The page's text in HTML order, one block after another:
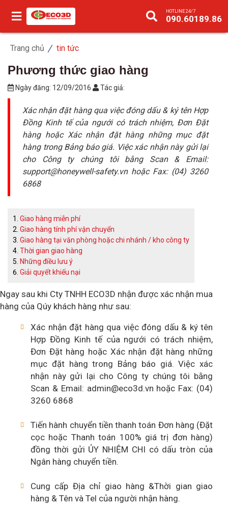
HOTLINE 24/7
090.60189.86
Trang chủ tin tức
Phương thức giao hàng
Ngày đăng: 12/09/2016 Tác giả:
Xác nhận đặt hàng qua việc đóng dấu & ký tên Hợp
Đồng Kinh tế của ngưới có trách nhiệm, Đơn Đặt
hàng hoặc Xác nhận đặt hàng những mục đặt
hàng trong Bảng báo giá. Việc xác nhận này gửi lại
cho Công ty chúng tôi bằng Scan & Email:
support@honeywell-safety.vn hoặc Fax: (04) 3260
6868
Giao hàng miễn phí
Giao hàng tính phí vận chuyển
Giao hàng tại văn phòng hoặc chi nhánh / kho công ty
Thời gian giao hàng
Những điều lưu ý
Giải quyết khiếu nại
Ngay sau khi Cty TNHH ECO3D nhận được xác nhận mua
hàng của Qúy khách hàng như sau:
Xác nhận đặt hàng qua việc đóng dấu & ký tên
Hợp Đồng Kinh tế của ngưới có trách nhiệm,
Đơn Đặt hàng hoặc Xác nhận đặt hàng những
mục đặt hàng trong Bảng báo giá. Việc xác
nhận này gửi lại cho Công ty chúng tôi bằng
Scan & Email: admin@eco3d.vn hoặc Fax: (04)
3260 6868
Tiến hành chuyển tiền thanh toán Đơn hàng (Đặt
cọc hoặc Thanh toán 100% giá trị đơn hàng)
đồng thời gửi ỦY NHIỆM CHI có dấu tròn của
Ngân hàng chuyển tiền.
Cung cấp Địa chỉ giao hàng &Thời gian giao
hàng & Tên và Tel của người nhận hàng.